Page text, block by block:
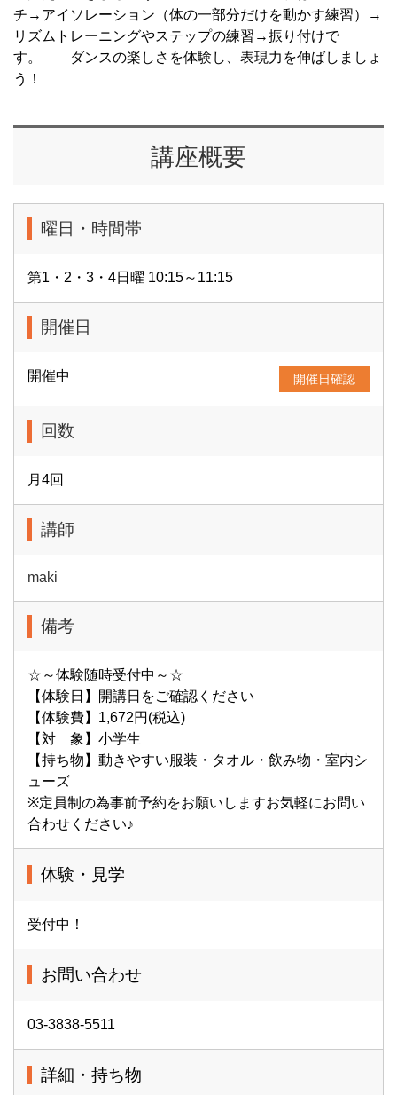
チ→アイソレーション（体の一部分だけを動かす練習）→
リズムトレーニングやステップの練習→振り付けで
す。 ダンスの楽しさを体験し、表現力を伸ばしましょ
う！
講座概要
曜日・時間帯
第1・2・3・4日曜 10:15～11:15
開催日
開催中 開催日確認
回数
月4回
講師
maki
備考
☆～体験随時受付中～☆
【体験日】開講日をご確認ください
【体験費】1,672円(税込)
【対 象】小学生
【持ち物】動きやすい服装・タオル・飲み物・室内シ
ューズ
※定員制の為事前予約をお願いしますお気軽にお問い
合わせください♪
体験・見学
受付中！
お問い合わせ
03-3838-5511
詳細・持ち物